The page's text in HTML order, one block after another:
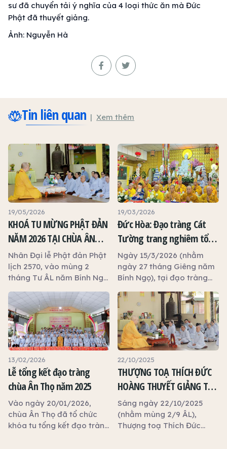
sư đã chuyển tải ý nghĩa của 4 loại thức ăn mà Đức
Phật đã thuyết giảng.
Ảnh: Nguyễn Hà
Tin liên quan Xem thêm
19/05/2026
KHOÁ TU MỪNG PHẬT ĐẢN
NĂM 2026 TẠI CHÙA ÂN
THỌ
Nhân Đại lễ Phật đản Phật
lịch 2570, vào mùng 2
tháng Tư ÂL năm Bính Ngọ
đã trang nghiêm tổ chức
khóa tu mừng Phật đản với
sự tham gia của khoảng
50 Phật tử về tham dự và
tu học.
19/03/2026
Đức Hòa: Đạo tràng Cát
Tường trang nghiêm tổ
chức đàn Dược Sư thất
châu, khai giảng khóa tu
An Lạc và trao 100 phần
quà từ thiện
Ngày 15/3/2026 (nhằm
ngày 27 tháng Giêng năm
Bính Ngọ), tại đạo tràng
dưới sự hướng dẫn của Sư
cô Thích Nữ Liên Thảo –
Ủy viên Thường trực Ban
Văn hóa Trung ương, Ủy
viên Ban Giáo dục Phật
giáo Trung ương, đại diện
đạo tràng Cát Tường đã
trang nghiêm tổ chức
pháp hội đàn Dược Sư thất
châu, lễ tạ đàn viên mãn,
đồng thời khai giảng khóa
tu An Lạc và trao tặng 100
13/02/2026
Lễ tổng kết đạo tràng
chùa Ân Thọ năm 2025
Vào ngày 20/01/2026,
chùa Ân Thọ đã tổ chức
khóa tu tổng kết đạo tràng
22/10/2025
THƯỢNG TOẠ THÍCH ĐỨC
HOÀNG THUYẾT GIẢNG TẠI
KHOÁ TU NGÀY AN LẠC Ở
CHÙA ÂN THỌ
Sáng ngày 22/10/2025
(nhằm mùng 2/9 ÂL),
Thượng toạ Thích Đức